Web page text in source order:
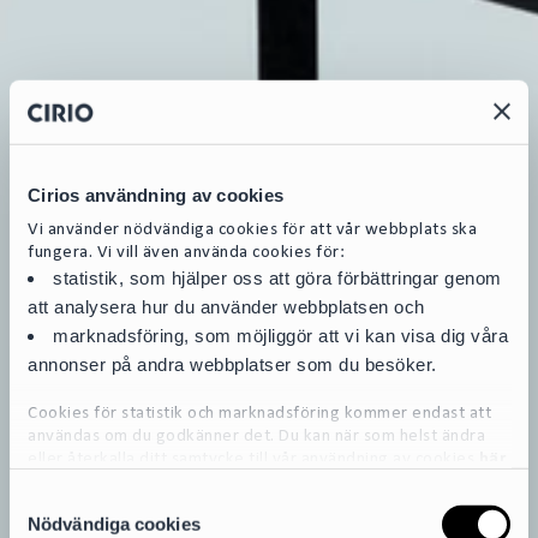
Cirios användning av cookies
Vi använder nödvändiga cookies för att vår webbplats ska
fungera. Vi vill även använda cookies för:
statistik, som hjälper oss att göra förbättringar genom
att analysera hur du använder webbplatsen och
marknadsföring, som möjliggör att vi kan visa dig våra
annonser på andra webbplatser som du besöker.
Cookies för statistik och marknadsföring kommer endast att
användas om du godkänner det. Du kan när som helst ändra
För mer detaljerad information om de cookies vi använder, se
vår Cookiepolicy, som finns tillgänglig
Nödvändiga cookies